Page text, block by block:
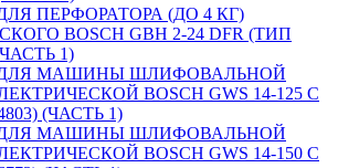
ПЕРФОРАТОРА (ДО 4 КГ)
BOSCH GBH 2-24 DFR (ТИП
1)
МАШИНЫ ШЛИФОВАЛЬНОЙ
BOSCH GWS 14-125 C
(ЧАСТЬ 1)
МАШИНЫ ШЛИФОВАЛЬНОЙ
BOSCH GWS 14-150 C